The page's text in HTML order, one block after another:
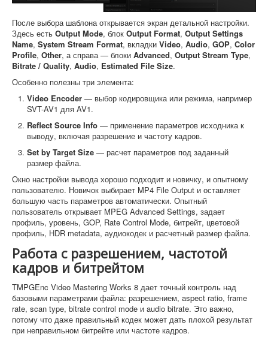
После выбора шаблона открывается экран детальной настройки.
Здесь есть Output Mode, блок Output Format, Output Settings
Name, System Stream Format, вкладки Video, Audio, GOP, Color
Profile, Other, а справа — блоки Advanced, Output Stream Type,
Bitrate / Quality, Audio, Estimated File Size.
Особенно полезны три элемента:
Video Encoder — выбор кодировщика или режима, например
SVT-AV1 для AV1.
Reflect Source Info — применение параметров исходника к
выводу, включая разрешение и частоту кадров.
Set by Target Size — расчет параметров под заданный
размер файла.
Окно настройки вывода хорошо подходит и новичку, и опытному
пользователю. Новичок выбирает MP4 File Output и оставляет
большую часть параметров автоматически. Опытный
пользователь открывает MPEG Advanced Settings, задает
профиль, уровень, GOP, Rate Control Mode, битрейт, цветовой
профиль, HDR metadata, аудиокодек и расчетный размер файла.
Работа с разрешением, частотой
кадров и битрейтом
TMPGEnc Video Mastering Works 8 дает точный контроль над
базовыми параметрами файла: разрешением, aspect ratio, frame
rate, scan type, bitrate control mode и audio bitrate. Это важно,
потому что даже правильный кодек может дать плохой результат
при неправильном битрейте или частоте кадров.